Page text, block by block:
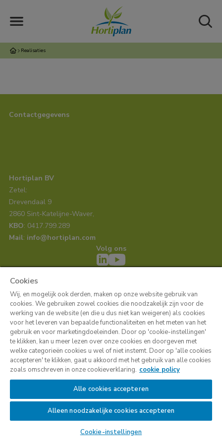
Realisaties
Contactgegevens
Hortiplan BV
Zetel:
Drevendaal 9
2860 Sint-Katelijne-Waver,
KBO: 0417.799.289
Mail: info@hortiplan.com
Volg ons
Cookie Policy PrivacyverklaringGebruiksvoorwaarden
Cookies
Wij, en mogelijk ook derden, maken op onze website gebruik van
cookies. We gebruiken zowel cookies die noodzakelijk zijn voor de
werking van de website (en die u dus niet kan weigeren) als cookies
voor het leveren van bepaalde functionaliteiten en het meten van het
gebruik en voor marketingdoeleinden. Door op 'cookie-instellingen'
te klikken, kan u meer lezen over onze cookies en doorgeven met
welke categorieën cookies u wel of niet instemt. Door op 'alle cookies
accepteren' te klikken, gaat u akkoord met het gebruik van alle cookies
zoals omschreven in onze cookieverklaring. cookie policy
Alle cookies accepteren
Alleen noodzakelijke cookies accepteren
Cookie-instellingen